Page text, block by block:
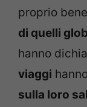
proprio
di quelli
hanno
viaggi
sulla loro